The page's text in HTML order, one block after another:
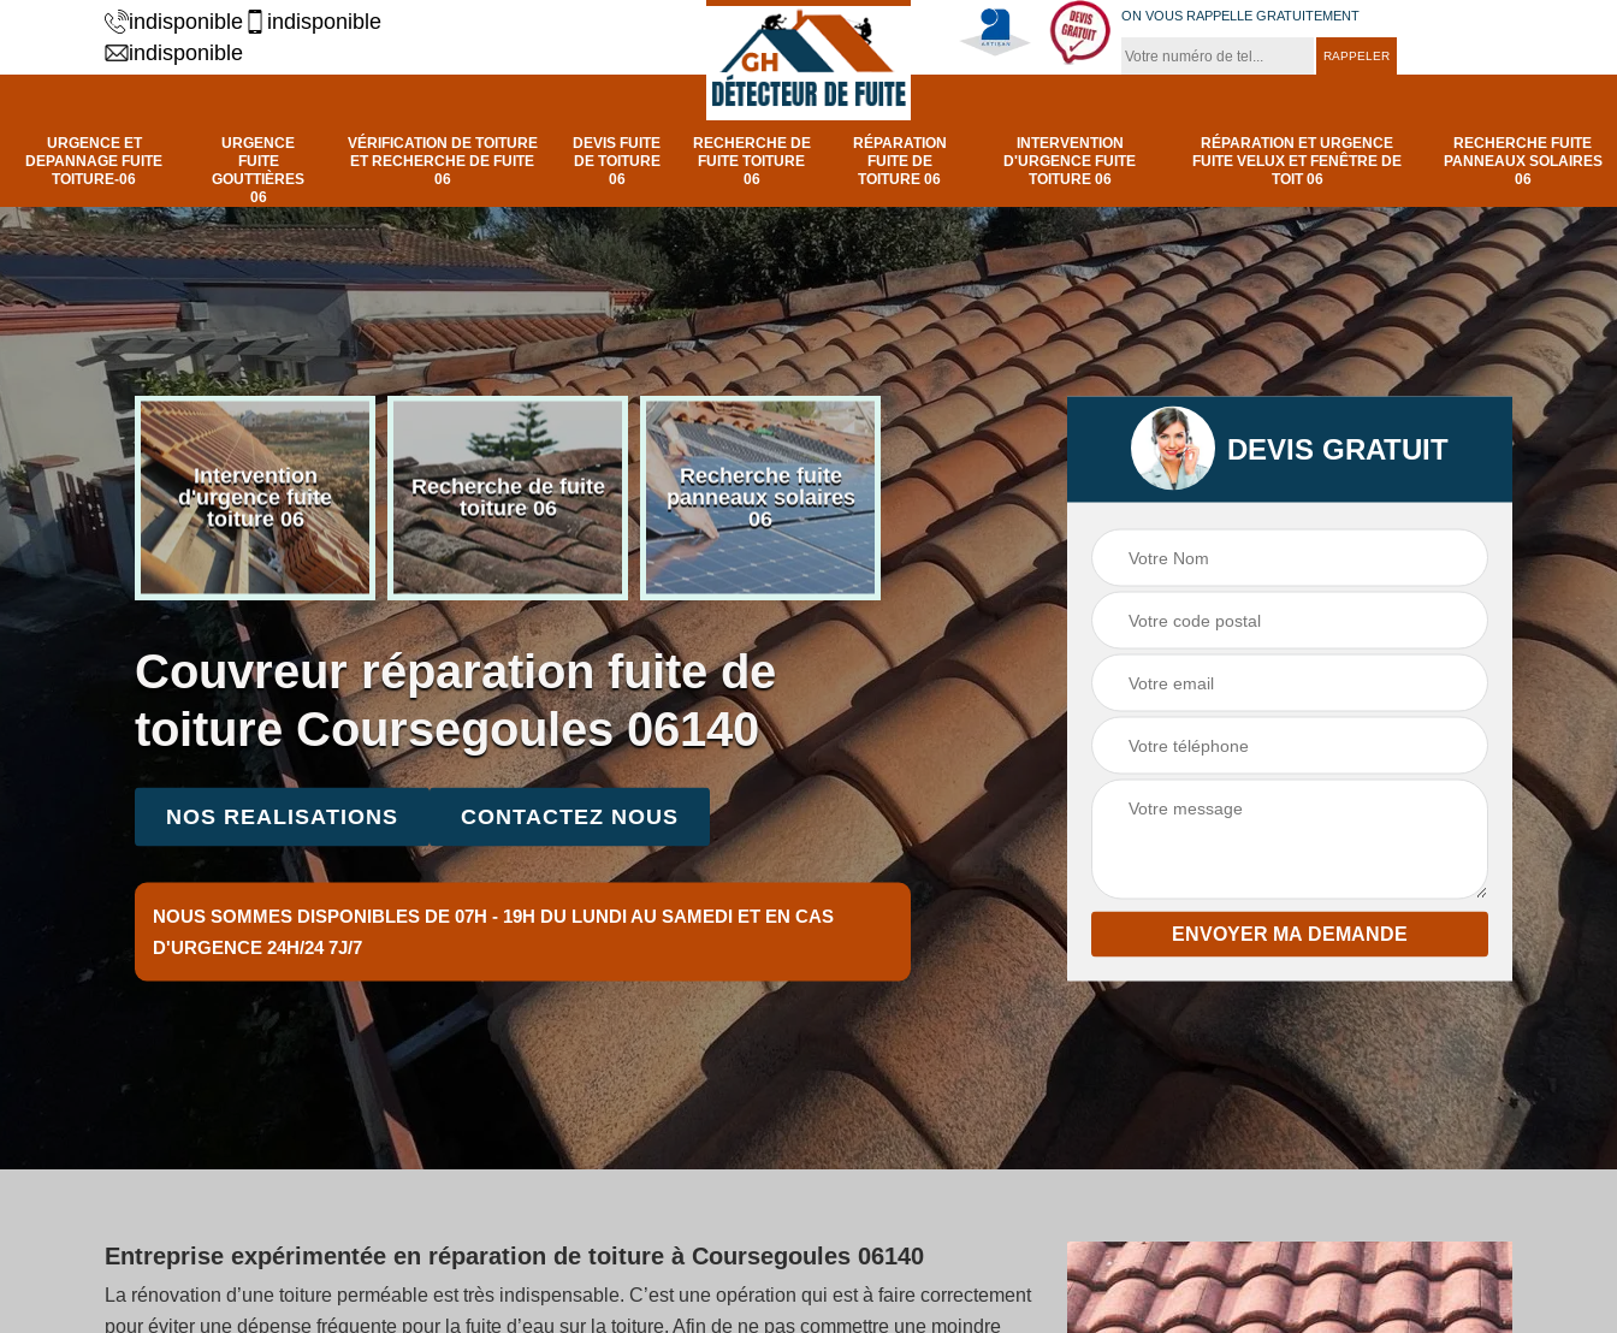
indisponible
indisponible
indisponible
ON VOUS RAPPELLE GRATUITEMENT
URGENCE ET
DEPANNAGE FUITE
TOITURE-06
URGENCE
FUITE
GOUTTIÈRES
06
VÉRIFICATION DE TOITURE
ET RECHERCHE DE FUITE
06
DEVIS FUITE
DE TOITURE
06
RECHERCHE DE
FUITE TOITURE
06
RÉPARATION
FUITE DE
TOITURE 06
INTERVENTION
D'URGENCE FUITE
TOITURE 06
RÉPARATION ET URGENCE
FUITE VELUX ET FENÊTRE DE
TOIT 06
RECHERCHE FUITE
PANNEAUX SOLAIRES
06
de
06
Intervention
d'urgence fuite
toiture 06
Recherche de fuite
toiture 06
Recherche fuite
panneaux solaires
06
Réparation et
urgence fuite velux
et fenêtre de toit 06
Réparation fuite de
toiture 06
Urgence et
depannage fuite
toiture-06
Couvreur réparation fuite de
toiture Coursegoules 06140
NOS REALISATIONS CONTACTEZ NOUS
NOUS SOMMES DISPONIBLES DE 07H - 19H DU LUNDI AU SAMEDI ET EN CAS
D'URGENCE 24H/24 7J/7
DEVIS GRATUIT
Entreprise expérimentée en réparation de toiture à Coursegoules 06140
La rénovation d’une toiture perméable est très indispensable. C’est une opération qui est à faire correctement
pour éviter une dépense fréquente pour la fuite d’eau sur la toiture. Afin de ne pas commettre une moindre